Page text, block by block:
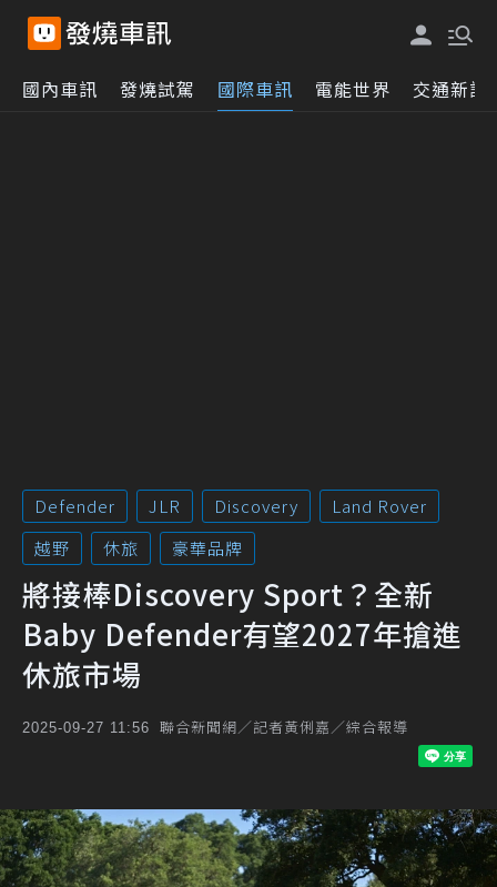
國內車訊 發燒試駕 國際車訊 電能世界 交通新訊
Defender JLR Discovery
Land Rover
越野
休旅 豪華品牌
將接棒Discovery Sport？全新
Baby Defender有望2027年搶進
休旅市場
2025-09-27 11:56 聯合新聞網／記者黃俐嘉／綜合報導